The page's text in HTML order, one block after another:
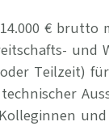
€ brutto
und
Teilzeit)